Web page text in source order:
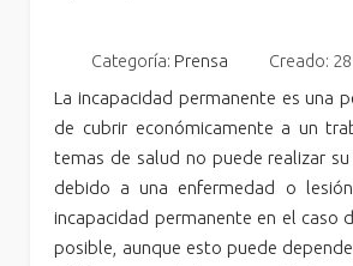
Categoría: Prensa Creado:
La incapacidad permanente es una
de cubrir económicamente a un
temas de salud no puede realizar
debido a una enfermedad o
incapacidad permanente en el caso
posible, aunque esto puede